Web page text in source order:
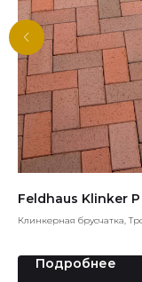
Feldhaus Klinker
Клинкерная брусчатка,
Подробнее